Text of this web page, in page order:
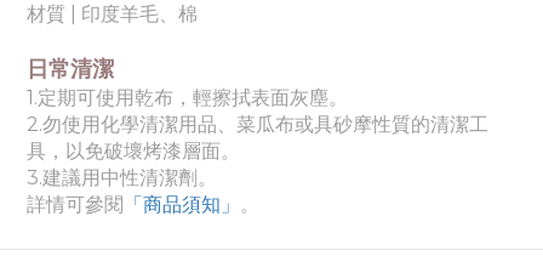
材質 | 印度羊毛、棉
日常清潔
1.定期可使用乾布，輕擦拭表面灰塵。
2.勿使用化學清潔用品、菜瓜布或具砂摩性質的清潔工
具，以免破壞烤漆層面。
3.建議用中性清潔劑。
詳情可參閱 「商品須知 」 。